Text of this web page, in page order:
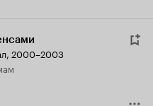
2000–2003